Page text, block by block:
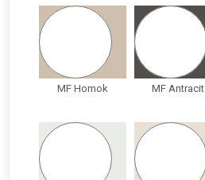
MF Homok MF Antracit